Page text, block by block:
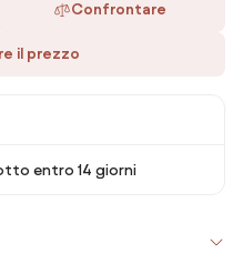
Confrontare
il prezzo
entro 14 giorni